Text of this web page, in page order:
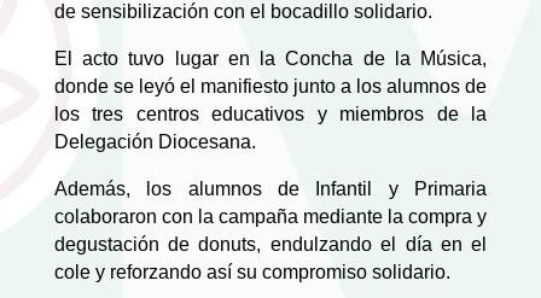
de sensibilización con el bocadillo solidario.
El acto tuvo lugar en la Concha de la Música,
donde se leyó el manifiesto junto a los alumnos de
los tres centros educativos y miembros de la
Delegación Diocesana.
Además, los alumnos de Infantil y Primaria
colaboraron con la campaña mediante la compra y
degustación de donuts, endulzando el día en el
cole y reforzando así su compromiso solidario.